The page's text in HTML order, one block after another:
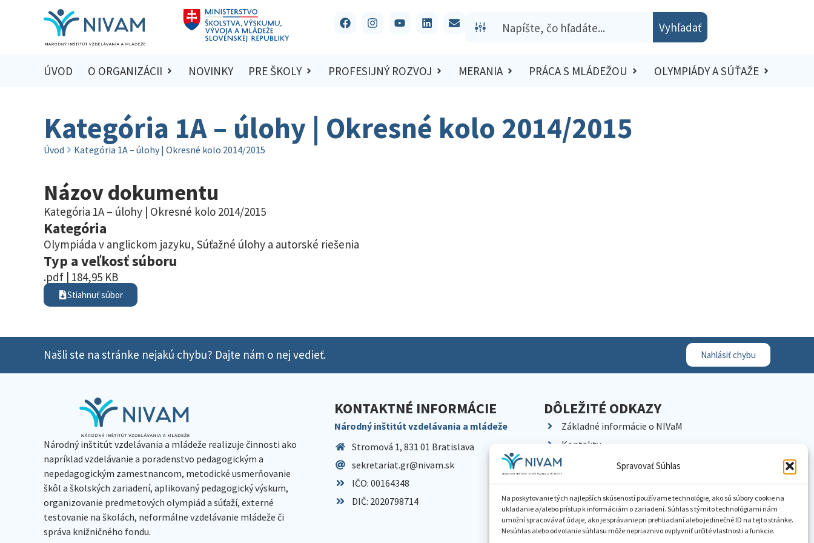
Spravovať Súhlas
Na poskytovanie tých najlepších skúseností používame technológie, ako sú súbory cookie na
ukladanie a/alebo prístup k informáciám o zariadení. Súhlas s týmito technológiami nám
umožní spracovávať údaje, ako je správanie pri prehliadaní alebo jedinečné ID na tejto stránke.
Nesúhlas alebo odvolanie súhlasu môže nepriaznivo ovplyvniť určité vlastnosti a funkcie.
Vyhľadať
ÚVOD O ORGANIZÁCII NOVINKY PRE ŠKOLY PROFESIJNÝ ROZVOJ MERANIA PRÁCA S MLÁDEŽOU OLYMPIÁDY A SÚŤAŽE
Kategória 1A – úlohy | Okresné kolo 2014/2015
Úvod Kategória 1A – úlohy | Okresné kolo 2014/2015
Názov dokumentu
Kategória 1A – úlohy | Okresné kolo 2014/2015
Kategória
Olympiáda v anglickom jazyku, Súťažné úlohy a autorské riešenia
Typ a veľkosť súboru
.pdf | 184,95 KB
Stiahnuť súbor
Našli ste na stránke nejakú chybu? Dajte nám o nej vedieť. Nahlásiť chybu
Národný inštitút vzdelávania a mládeže realizuje činnosti ako
napríklad vzdelávanie a poradenstvo pedagogickým a
nepedagogickým zamestnancom, metodické usmerňovanie
škôl a školských zariadení, aplikovaný pedagogický výskum,
organizovanie predmetových olympiád a súťaží, externé
testovanie na školách, neformálne vzdelávanie mládeže či
správa knižničného fondu.
KONTAKTNÉ INFORMÁCIE
Národný inštitút vzdelávania a mládeže
Stromová 1, 831 01 Bratislava
sekretariat.gr@nivam.sk
IČO: 00164348
DIČ: 2020798714
DÔLEŽITÉ ODKAZY
Základné informácie o NIVaM
Kontakty
Kariéra
Pracoviská NIVaM
Dokumenty inštitúcie
Knižnica